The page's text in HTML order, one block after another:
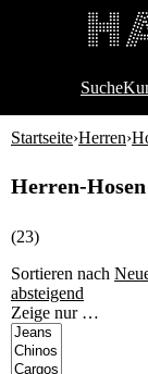
Suche
Startseite›Herren›
Herren-Hosen
(23)
Sortieren nach
absteigend
Zeige nur …